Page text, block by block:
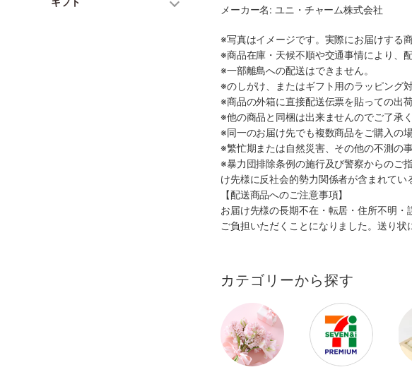
メーカー名: ユニ・チャーム株式会社
※写真はイメージです。実際にお届けする
※商品在庫・天候不順や交通事情により、
※一部離島への配送はできません。
※のしがけ、またはギフト用のラッピング
※商品の外箱に直接配送伝票を貼っての出荷
※他の商品と同梱は出来ませんのでご了承く
※同一のお届け先でも複数商品をご購入の
※繁忙期または自然災害、その他の不測の
※暴力団排除条例の施行及び警察からのご
け先様に反社会的勢力関係者が含まれてい
【配送商品へのご注意事項】
お届け先様の長期不在・転居・住所不明
ご負担いただくことになりました。送り状
カテゴリーから探す